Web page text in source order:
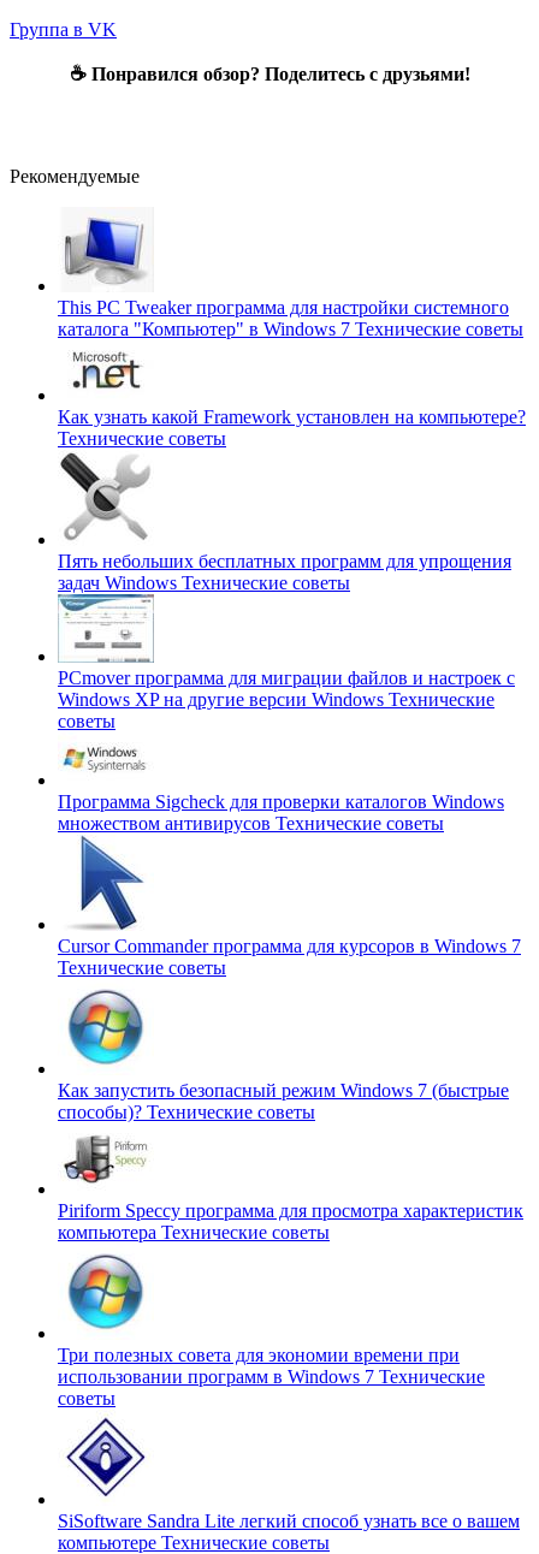
Группа в VK
☕ Понравился обзор? Поделитесь с друзьями!
Рекомендуемые
This PC Tweaker программа для настройки системного
каталога "Компьютер" в Windows 7 Технические советы
Как узнать какой Framework установлен на компьютере?
Технические советы
Пять небольших бесплатных программ для упрощения
задач Windows Технические советы
PCmover программа для миграции файлов и настроек с
Windows XP на другие версии Windows Технические
советы
Программа Sigcheck для проверки каталогов Windows
множеством антивирусов Технические советы
Cursor Commander программа для курсоров в Windows 7
Технические советы
Как запустить безопасный режим Windows 7 (быстрые
способы)? Технические советы
Piriform Speccy программа для просмотра характеристик
компьютера Технические советы
Три полезных совета для экономии времени при
использовании программ в Windows 7 Технические
советы
SiSoftware Sandra Lite легкий способ узнать все о вашем
компьютере Технические советы